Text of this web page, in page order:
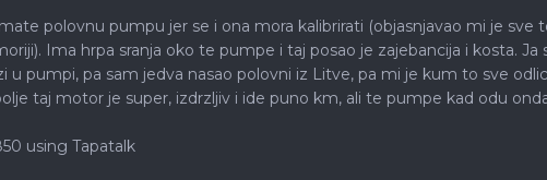
polovnu pumpu jer se i ona mora kalibrirati (objasnjavao mi je sve
Ima hrpa sranja oko te pumpe i taj posao je zajebancija i kosta.
u pumpi, pa sam jedva nasao polovni iz Litve, pa mi je kum to sve
taj motor je super, izdrzljiv i ide puno km, ali te pumpe kad odu
using Tapatalk